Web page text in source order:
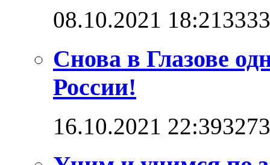
08.10.2021 18:21
Снова в Глазове
России!
16.10.2021 22:39